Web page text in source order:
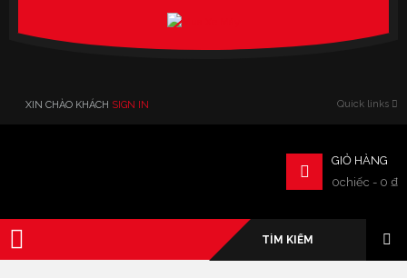
XIN CHÀO KHÁCH SIGN IN Quick links
GIỎ HÀNG
0chiếc - 0 ₫